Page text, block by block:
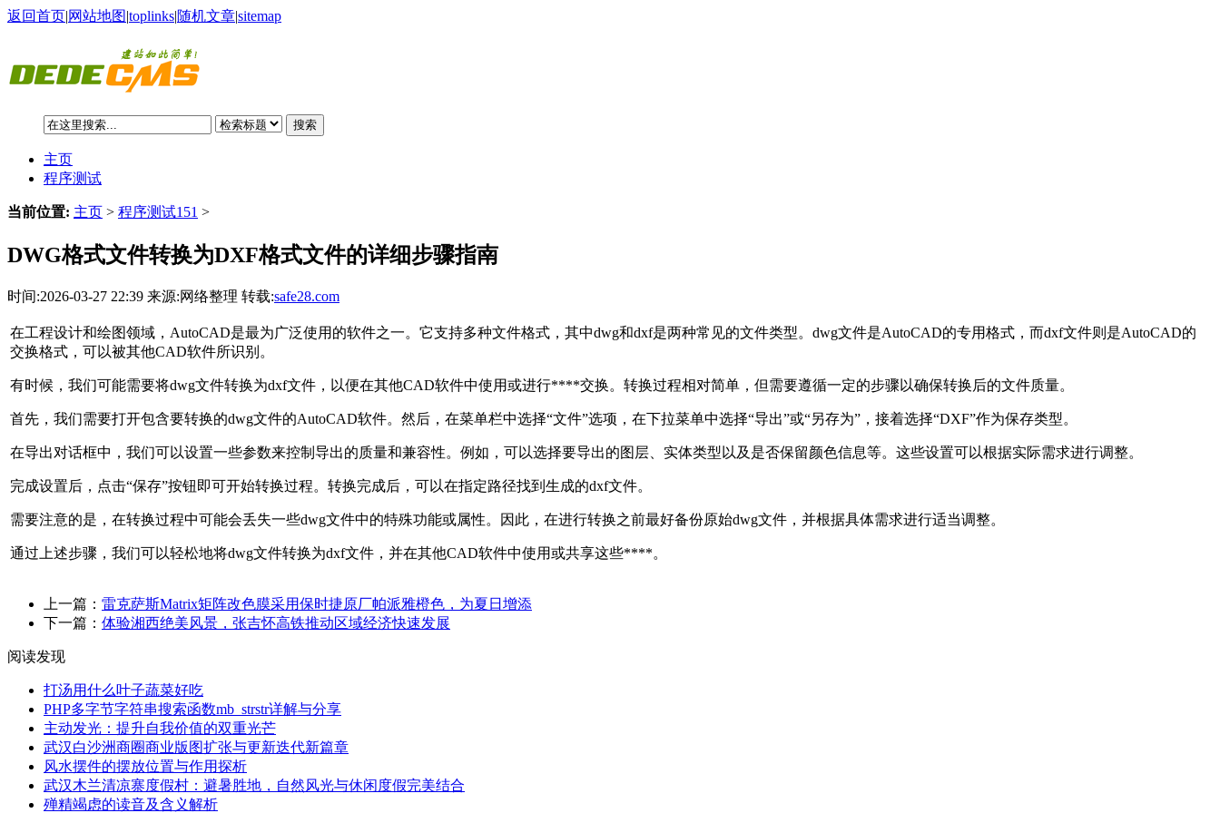
返回首页|网站地图|toplinks|随机文章|sitemap
搜索
主页
程序测试
当前位置: 主页 > 程序测试151 >
DWG格式文件转换为DXF格式文件的详细步骤指南
时间:2026-03-27 22:39 来源:网络整理 转载:safe28.com
在工程设计和绘图领域，AutoCAD是最为广泛使用的软件之一。它支持多种文件格式，其中dwg和dxf是两种常见的文件类型。dwg文件是AutoCAD的专用格式，而dxf文件则是AutoCAD的
交换格式，可以被其他CAD软件所识别。
有时候，我们可能需要将dwg文件转换为dxf文件，以便在其他CAD软件中使用或进行****交换。转换过程相对简单，但需要遵循一定的步骤以确保转换后的文件质量。
首先，我们需要打开包含要转换的dwg文件的AutoCAD软件。然后，在菜单栏中选择“文件”选项，在下拉菜单中选择“导出”或“另存为”，接着选择“DXF”作为保存类型。
在导出对话框中，我们可以设置一些参数来控制导出的质量和兼容性。例如，可以选择要导出的图层、实体类型以及是否保留颜色信息等。这些设置可以根据实际需求进行调整。
完成设置后，点击“保存”按钮即可开始转换过程。转换完成后，可以在指定路径找到生成的dxf文件。
需要注意的是，在转换过程中可能会丢失一些dwg文件中的特殊功能或属性。因此，在进行转换之前最好备份原始dwg文件，并根据具体需求进行适当调整。
通过上述步骤，我们可以轻松地将dwg文件转换为dxf文件，并在其他CAD软件中使用或共享这些****。
上一篇： 雷克萨斯Matrix矩阵改色膜采用保时捷原厂帕派雅橙色，为夏日增添
下一篇： 体验湘西绝美风景，张吉怀高铁推动区域经济快速发展
阅读发现
打汤用什么叶子蔬菜好吃
PHP多字节字符串搜索函数mb_strstr详解与分享
主动发光：提升自我价值的双重光芒
武汉白沙洲商圈商业版图扩张与更新迭代新篇章
风水摆件的摆放位置与作用探析
武汉木兰清凉寨度假村：避暑胜地，自然风光与休闲度假完美结合
殚精竭虑的读音及含义解析